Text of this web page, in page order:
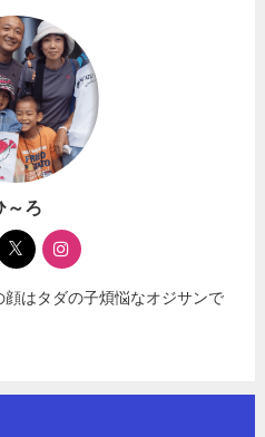
～ろ
はタダの子煩悩なオジサンで